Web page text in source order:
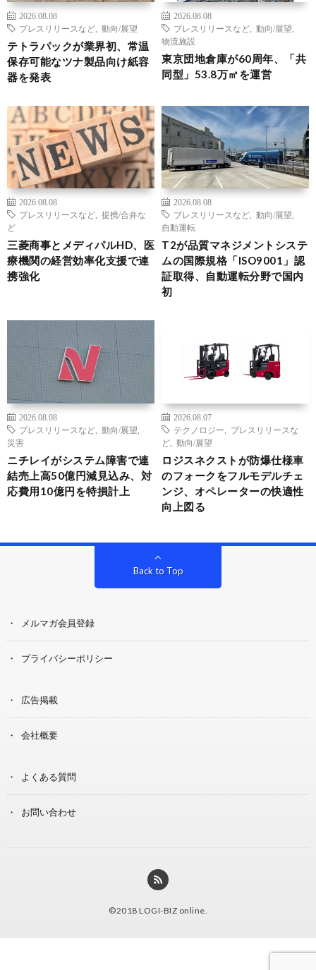
2026.08.08
プレスリリースなど
動向/展望
テトラパックが業界初、常温
保存可能なツナ製品向け紙容
器を発表
2026.08.08
プレスリリースなど
動向/展望
物流施設
東京団地倉庫が60周年、「共
同型」53.8万㎡を運営
2026.08.08
プレスリリースなど
提携/合弁な
ど
三菱商事とメディパルHD、医
療機関の経営効率化支援で連
携強化
2026.08.08
プレスリリースなど
動向/展望
自動運転
T2が品質マネジメントシステ
ムの国際規格「ISO9001」認
証取得、自動運転分野で国内
初
2026.08.08
プレスリリースなど
動向/展望
災害
ニチレイがシステム障害で連
結売上高50億円減見込み、対
応費用10億円を特損計上
2026.08.07
テクノロジー
プレスリリースな
ど
動向/展望
ロジスネクストが防爆仕様車
のフォークをフルモデルチェ
ンジ、オペレーターの快適性
向上図る
Back to Top
メルマガ会員登録
プライバシーポリシー
広告掲載
会社概要
よくある質問
お問い合わせ
©2018 LOGI-BIZ online